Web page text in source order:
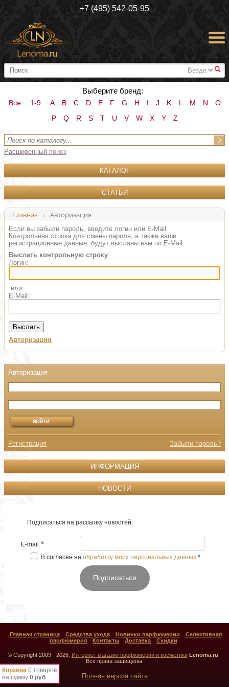
+7 (495) 542-05-95
#
Выберите бренд:
Все 1-9 A B C D E F G H I J K L M N
O
P
Q R S T U V W X Y Z
Расширенный поиск
КАТАЛОГ
СТАТЬИ
Главная Авторизация
Если вы забыли пароль, введите логин или E-Mail.
Контрольная строка для смены пароля, а также ваши
регистрационные данные, будут высланы вам по E-Mail.
Выслать контрольную строку
Логин:
или
E-Mail:
Авторизация
Корзина 0 товаров
на сумму 0 руб
Регистрация Забыли пароль?
ИНФОРМАЦИЯ
НОВОСТИ
Подписаться на рассылку новостей:
E-mail *
Я согласен на обработку моих персональных данных *
Подписаться
Главная страница Средства ухода Новинки парфюмерии
Селективная
парфюмерия
Контакты Доставка Скидки
© Copyright 2009 - 2026. Интернет магазин парфюмерии и косметики Lenoma.ru -
Все права защищены.
Полная версия сайта